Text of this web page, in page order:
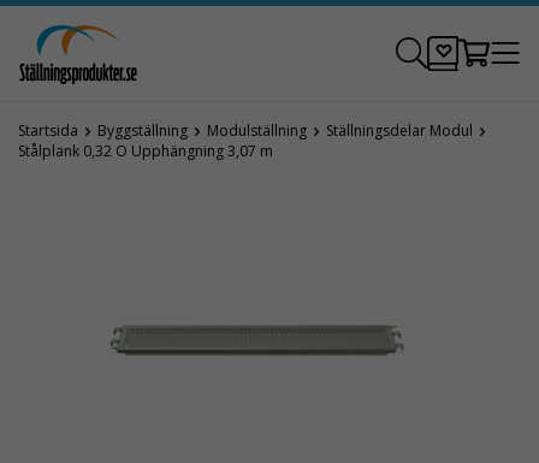
Startsida Byggställning Modulställning
Ställningsdelar Modul
Stålplank 0,32 O Upphängning 3,07 m